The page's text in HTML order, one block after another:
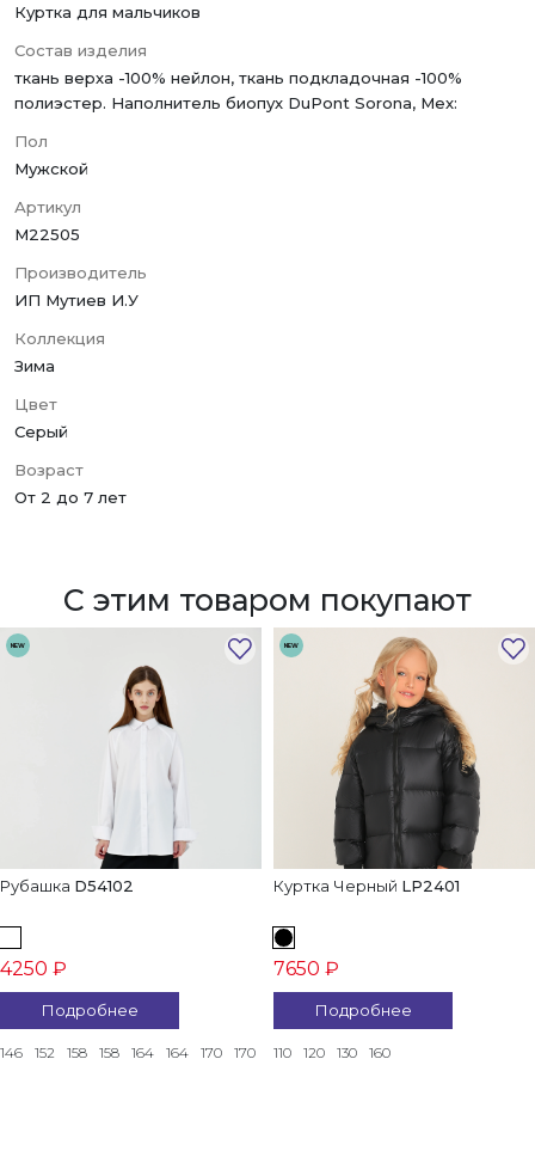
Куртка для мальчиков
Состав изделия
ткань верха -100% нейлон, ткань подкладочная -100%
полиэстер. Наполнитель биопух DuPont Sorona, Мех:
Пол
Мужской
Артикул
M22505
Производитель
ИП Мутиев И.У
Коллекция
Зима
Цвет
Серый
Возраст
От 2 до 7 лет
С этим товаром покупают
NEW
Рубашка D54102
4250 ₽
Подробнее
146 152 158 158 164 164 170 170
NEW
Куртка Черный LP2401
7650 ₽
Подробнее
110 120 130 160